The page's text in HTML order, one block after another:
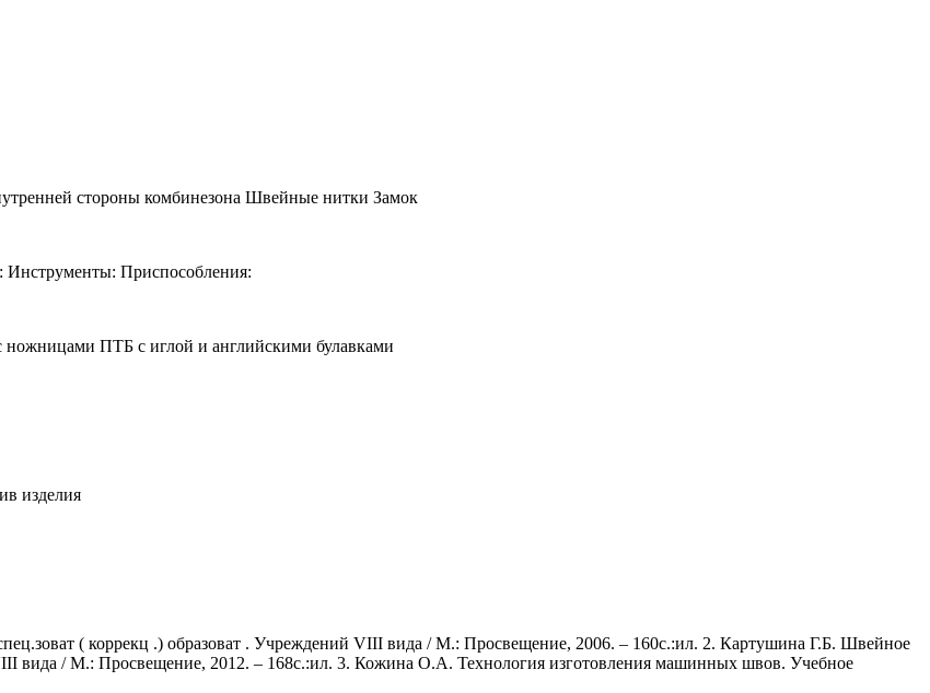
стороны комбинезона Швейные нитки Замок
Инструменты: Приспособления:
ПТБ с иглой и английскими булавками
изделия
( коррекц .) образоват . Учреждений VIII вида / М.: Просвещение, 2006. – 160с.:ил. 2. Картушина Г.Б. Швейное
вида / М.: Просвещение, 2012. – 168с.:ил. 3. Кожина О.А. Технология изготовления машинных швов. Учебное